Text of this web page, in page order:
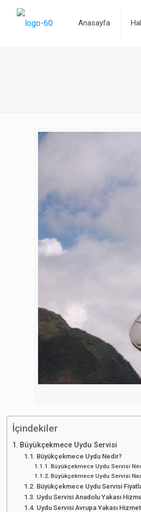
Anasayfa
İçindekiler
Büyükçekmece Uydu Servisi
Büyükçekmece Uydu Nedir?
Büyükçekmece Uydu Servisi
Büyükçekmece Uydu Servisi
Büyükçekmece Uydu Servisi
Uydu Servisi Anadolu Yakası
Uydu Servisi Avrupa Yakası